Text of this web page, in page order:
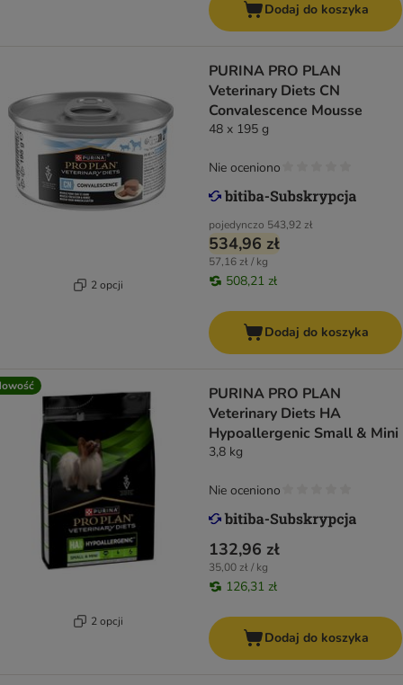
Dodaj do koszyka
2 opcji
PURINA PRO PLAN
Veterinary Diets CN
Convalescence Mousse
48 x 195 g
pojedynczo 543,92 zł
534,96 zł
57,16 zł / kg
508,21 zł
Nie oceniono
Dodaj do koszyka
2 opcji
PURINA PRO PLAN
Veterinary Diets HA
Hypoallergenic Small & Mini
3,8 kg
132,96 zł
35,00 zł / kg
126,31 zł
Nie oceniono
Dodaj do koszyka